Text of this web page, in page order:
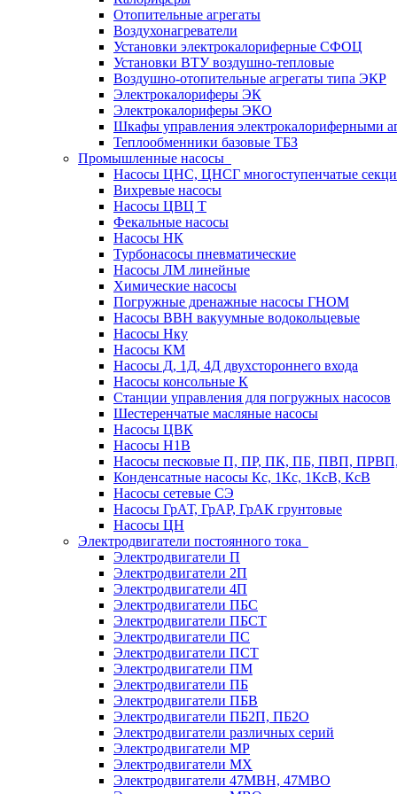
Отопительные агрегаты
Воздухонагреватели
Установки электрокалориферные СФОЦ
Установки ВТУ воздушно-тепловые
Воздушно-отопительные агрегаты типа ЭКР
Электрокалориферы ЭК
Электрокалориферы ЭКО
Шкафы управления электрокалориферными
Теплообменники базовые ТБЗ
Промышленные насосы
Насосы ЦНС, ЦНСГ многоступенчатые
Вихревые насосы
Насосы ЦВЦ Т
Фекальные насосы
Насосы НК
Турбонасосы пневматические
Насосы ЛМ линейные
Химические насосы
Погружные дренажные насосы ГНОМ
Насосы ВВН вакуумные водокольцевые
Насосы Нку
Насосы КМ
Насосы Д, 1Д, 4Д двухстороннего входа
Насосы консольные К
Станции управления для погружных насосов
Шестеренчатые масляные насосы
Насосы ЦВК
Насосы Н1В
Насосы песковые П, ПР, ПК, ПБ, ПВП,
Конденсатные насосы Кс, 1Кс, 1КсВ, КсВ
Насосы сетевые СЭ
Насосы ГрАТ, ГрАР, ГрАК грунтовые
Насосы ЦН
Электродвигатели постоянного тока
Электродвигатели П
Электродвигатели 2П
Электродвигатели 4П
Электродвигатели ПБС
Электродвигатели ПБСТ
Электродвигатели ПС
Электродвигатели ПСТ
Электродвигатели ПМ
Электродвигатели ПБ
Электродвигатели ПБВ
Электродвигатели ПБ2П, ПБ2О
Электродвигатели различных серий
Электродвигатели МР
Электродвигатели MX
Электродвигатели 47MBH, 47МВО